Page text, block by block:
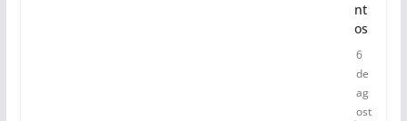
nt
os
6
de
ag
ost